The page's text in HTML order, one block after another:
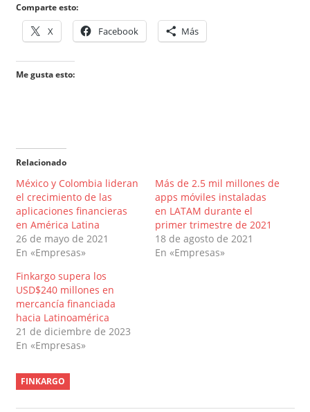
Comparte esto:
X Facebook Más
Me gusta esto:
Relacionado
México y Colombia lideran
el crecimiento de las
aplicaciones financieras
en América Latina
26 de mayo de 2021
En «Empresas»
Más de 2.5 mil millones de
apps móviles instaladas
en LATAM durante el
primer trimestre de 2021
18 de agosto de 2021
En «Empresas»
Finkargo supera los
USD$240 millones en
mercancía financiada
hacia Latinoamérica
21 de diciembre de 2023
En «Empresas»
FINKARGO